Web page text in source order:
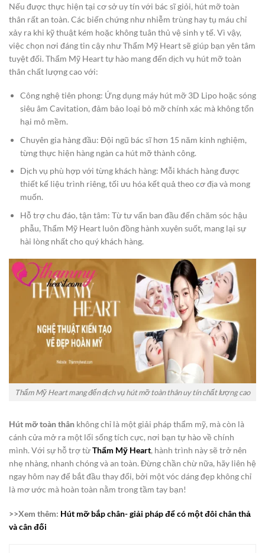
Nếu được thực hiện tại cơ sở uy tín với bác sĩ giỏi, hút mỡ toàn
thân rất an toàn. Các biến chứng như nhiễm trùng hay tụ máu chỉ
xảy ra khi kỹ thuật kém hoặc không tuân thủ vệ sinh y tế. Vì vậy,
việc chọn nơi đáng tin cậy như Thẩm Mỹ Heart sẽ giúp bạn yên tâm
tuyệt đối. Thẩm Mỹ Heart tự hào mang đến dịch vụ hút mỡ toàn
thân chất lượng cao với:
Công nghệ tiên phong: Ứng dụng máy hút mỡ 3D Lipo hoặc sóng
siêu âm Cavitation, đảm bảo loại bỏ mỡ chính xác mà không tổn
hại mô mềm.
Chuyên gia hàng đầu: Đội ngũ bác sĩ hơn 15 năm kinh nghiệm,
từng thực hiện hàng ngàn ca hút mỡ thành công.
Dịch vụ phù hợp với từng khách hàng: Mỗi khách hàng được
thiết kế liệu trình riêng, tối ưu hóa kết quả theo cơ địa và mong
muốn.
Hỗ trợ chu đáo, tận tâm: Từ tư vấn ban đầu đến chăm sóc hậu
phẫu, Thẩm Mỹ Heart luôn đồng hành xuyên suốt, mang lại sự
hài lòng nhất cho quý khách hàng.
Thẩm Mỹ Heart mang đến dịch vụ hút mỡ toàn thân uy tín chất lượng cao
Hút mỡ toàn thân không chỉ là một giải pháp thẩm mỹ, mà còn là
cánh cửa mở ra một lối sống tích cực, nơi bạn tự hào về chính
mình. Với sự hỗ trợ từThẩm Mỹ Heart, hành trình này sẽ trở nên
nhẹ nhàng, nhanh chóng và an toàn. Đừng chần chừ nữa, hãy liên hệ
ngay hôm nay để bắt đầu thay đổi, bởi một vóc dáng đẹp không chỉ
là mơ ước mà hoàn toàn nằm trong tầm tay bạn!
>>Xem thêm: Hút mỡ bắp chân- giải pháp để có một đôi chân thả
và cân đối